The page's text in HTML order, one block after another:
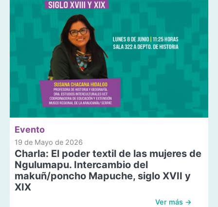
Evento
19 de Mayo de 2026
Charla: El poder textil de las mujeres de
Ngulumapu. Intercambio del
makuñ/poncho Mapuche, siglo XVII y
XIX
Ver más →